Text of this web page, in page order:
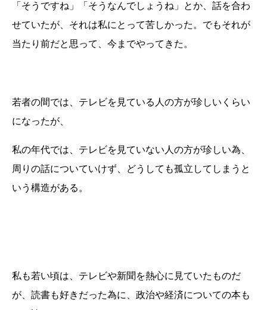
「そうですね」「そうなんでしょうね」とか、話を合わ
せていたが、それは私にとって苦しかった。でもそれが
当たり前だと思って、今までやってきた。
若者の間では、テレビを見ている人の方が珍しいくらい
になったが、
私の年代では、テレビを見ていない人の方が珍しい為、
周りの話についていけず、どうしても孤立してしまうと
いう構造がある。
私も若い頃は、テレビや新聞を熱心に見ていたものだ
が、読書も好きだった為に、政治や経済についての本も